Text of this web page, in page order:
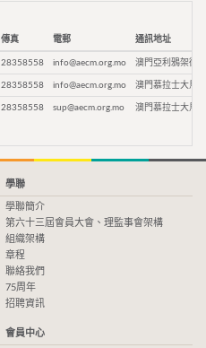
傳真 電郵 通訊地址
28358558 info@aecm.org.mo 澳門亞利鴉架街9
28358558 info@aecm.org.mo 澳門慕拉士大馬
28358558 sup@aecm.org.mo 澳門慕拉士大馬
學聯
學聯簡介
第六十三屆會員大會、理監事會架構
組織架構
章程
聯絡我們
75周年
招聘資訊
會員中心